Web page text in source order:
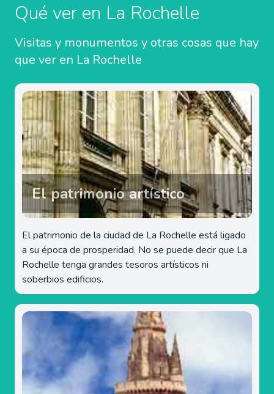
Qué ver en La Rochelle
Visitas y monumentos y otras cosas que hay
que ver en La Rochelle
El patrimonio artístico
El patrimonio de la ciudad de La Rochelle está ligado
a su época de prosperidad. No se puede decir que La
Rochelle tenga grandes tesoros artísticos ni
soberbios edificios.